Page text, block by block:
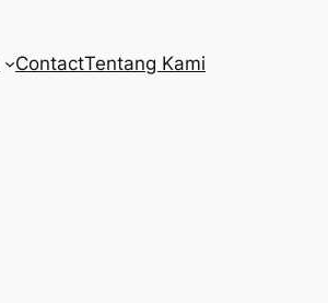
ContactTentang Kami